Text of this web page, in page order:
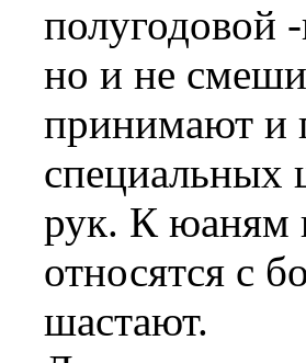
полугодовой
но и не
принимают и
специальных
рук. К юаням
относятся с
шастают.